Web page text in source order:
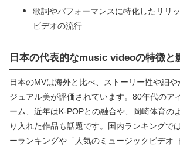
歌詞やパフォーマンスに特化したリリ
ビデオの流行
日本の代表的なmusic videoの特徴と
日本のMVは海外と比べ、ストーリー性や細
ジュアル美が評価されています。80年代のア
ーム、近年はK-POPとの融合や、岡崎体育の
り入れた作品も話題です。国内ランキングで
ーランキングや「人気のミュージックビデオ